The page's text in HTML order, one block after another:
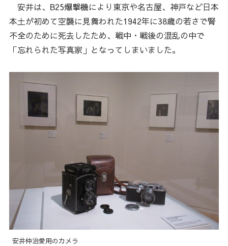
安井は、B25爆撃機により東京や名古屋、神戸など日本
本土が初めて空襲に見舞われた1942年に38歳の若さで腎
不全のために死去したため、戦中・戦後の混乱の中で
「忘れられた写真家」となってしまいました。
安井仲治愛用のカメラ